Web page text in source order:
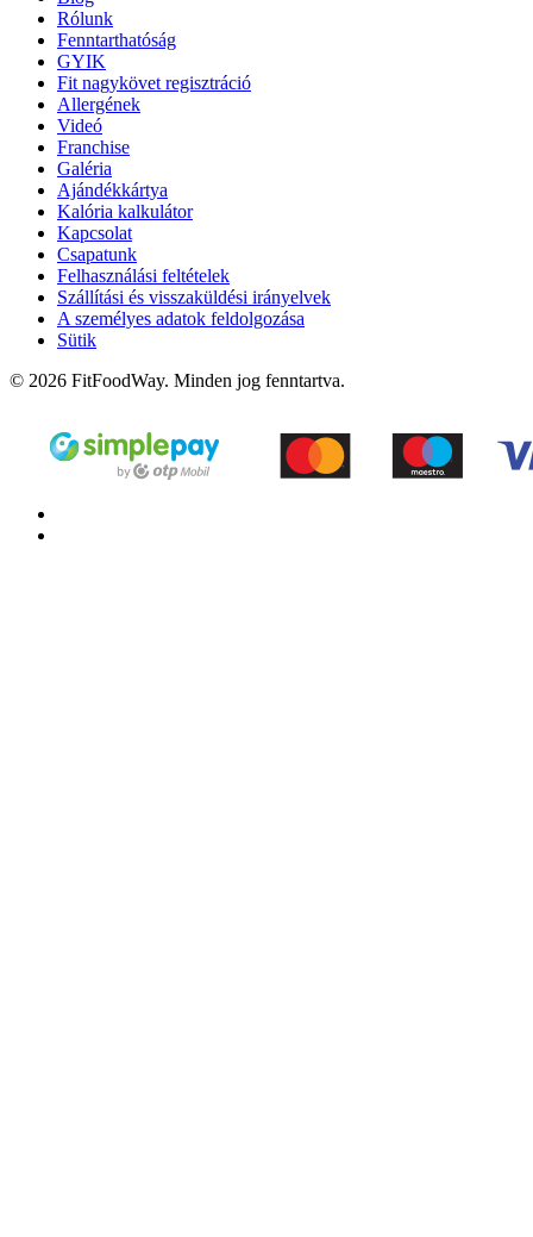
Rólunk
Fenntarthatóság
GYIK
Fit nagykövet regisztráció
Allergének
Videó
Franchise
Galéria
Ajándékkártya
Kalória kalkulátor
Kapcsolat
Csapatunk
Felhasználási feltételek
Szállítási és visszaküldési irányelvek
A személyes adatok feldolgozása
Sütik
© 2026 FitFoodWay. Minden jog fenntartva.